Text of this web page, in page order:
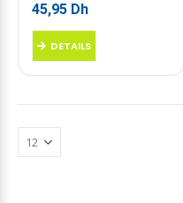
45,95 Dh
DETAILS